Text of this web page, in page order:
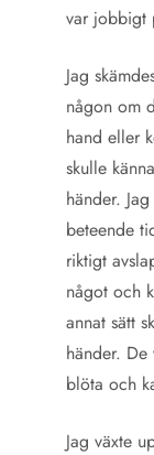
var jobbigt
Jag
någon om
hand eller
skulle
händer.
beteende
riktigt
något och
annat sätt
händer.
blöta och
Jag växte